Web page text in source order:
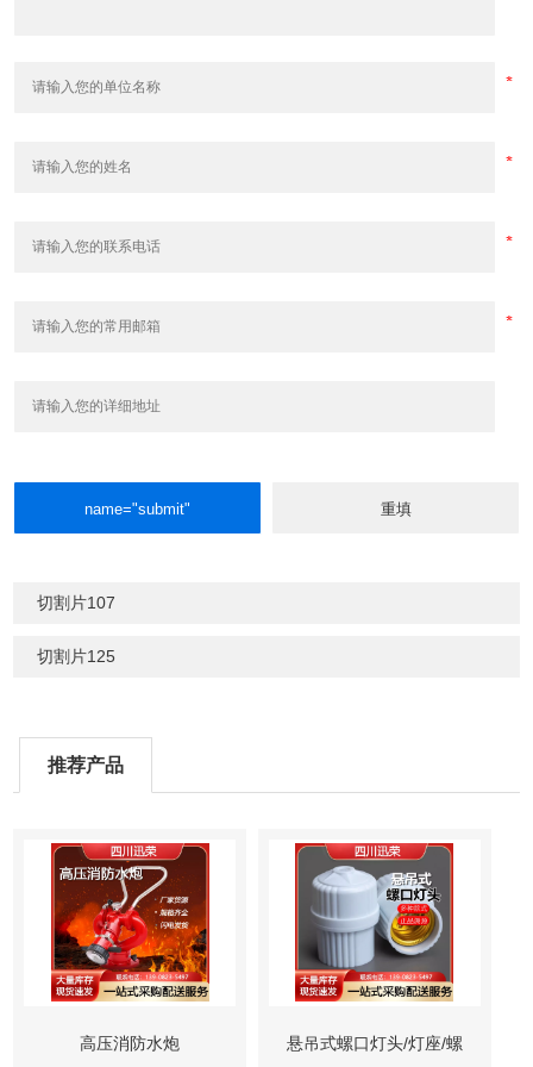
切割片107
切割片125
推荐产品
高压消防水炮 悬吊式螺口灯头/灯座/螺